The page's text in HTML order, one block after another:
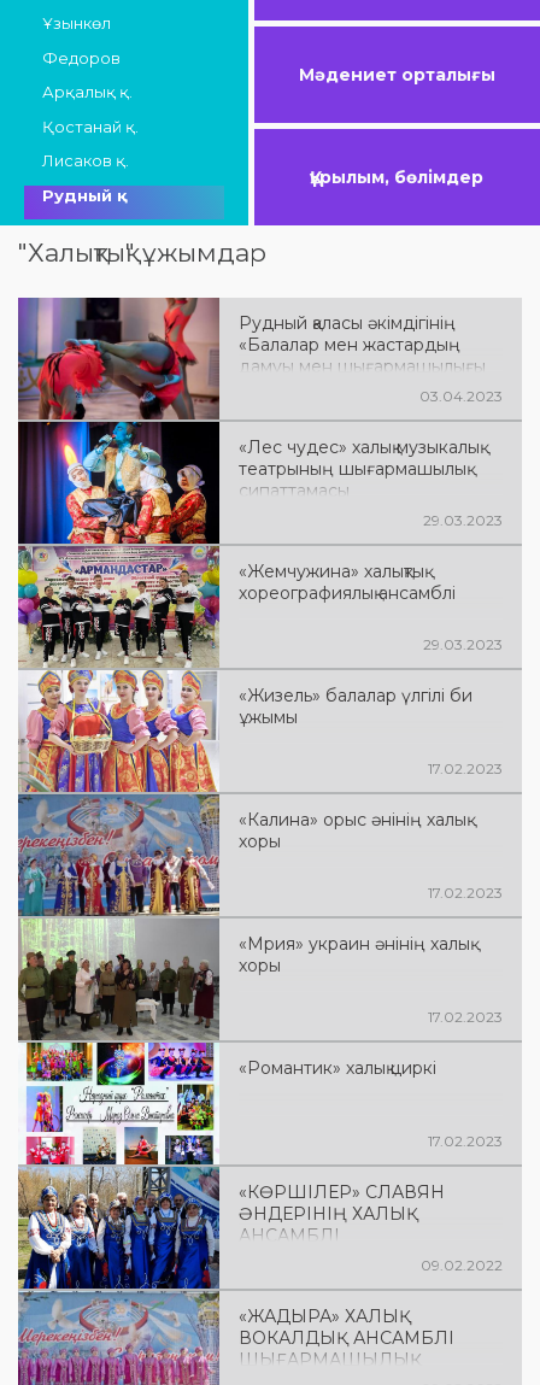
Ұзынкөл
Федоров
Арқалық қ.
Қостанай қ.
Лисаков қ.
Рудный қ.
Мәдениет орталығы
Құрылым, бөлімдер
"Халықтық" ұжымдар
Рудный қаласы әкімдігінің
«Балалар мен жастардың
дамуы мен шығармашылығы
сарайы» КМҚК «Надежда»
03.04.2023
«Лес чудес» халық музыкалық
театрының шығармашылық
сипаттамасы
29.03.2023
«Жемчужина» халықтық
хореографиялық ансамблі
29.03.2023
«Жизель» балалар үлгілі би
ұжымы
17.02.2023
«Калина» орыс әнінің халық
хоры
17.02.2023
«Мрия» украин әнінің халық
хоры
17.02.2023
«Романтик» халық циркі
17.02.2023
«КӨРШІЛЕР» СЛАВЯН
ӘНДЕРІНІҢ ХАЛЫҚ
АНСАМБЛІ
09.02.2022
«ЖАДЫРА» ХАЛЫҚ
ВОКАЛДЫҚ АНСАМБЛІ
ШЫҒАРМАШЫЛЫҚ